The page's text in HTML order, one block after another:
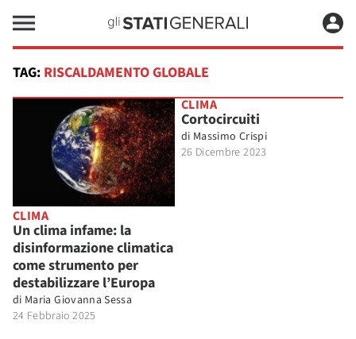
TAG: RISCALDAMENTO GLOBALE
CLIMA
Un clima infame: la
disinformazione climatica
come strumento per
destabilizzare l’Europa
di Maria Giovanna Sessa
24 Febbraio 2025
CLIMA
Cortocircuiti
di Massimo Crispi
26 Dicembre 2023